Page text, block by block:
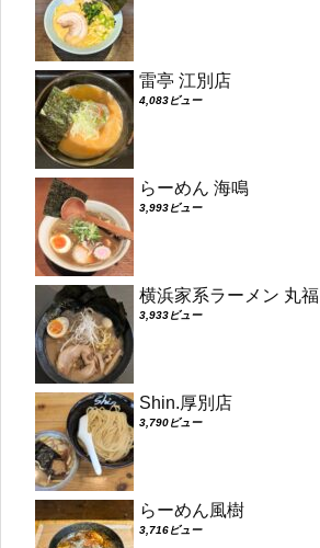
雷亭 江別店
4,083ビュー
らーめん 海鳴
3,993ビュー
横浜家系ラーメン 丸福
3,933ビュー
Shin.厚別店
3,790ビュー
らーめん風樹
3,716ビュー